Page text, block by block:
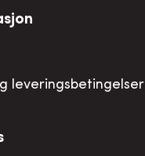
leveringsbetingelser